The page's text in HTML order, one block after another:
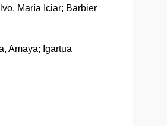
María Iciar; Barbier
Amaya; Igartua